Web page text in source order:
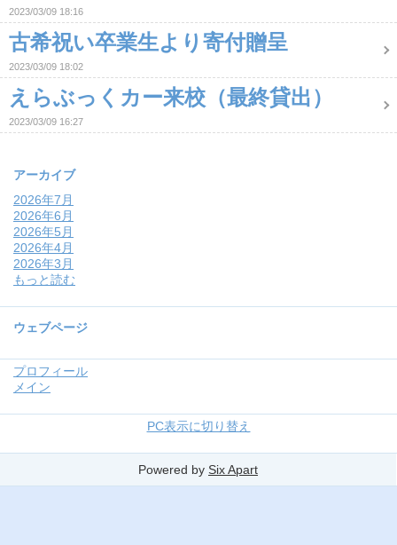
2023/03/09 18:16
古希祝い卒業生より寄付贈呈
2023/03/09 18:02
えらぶっくカー来校（最終貸出）
2023/03/09 16:27
アーカイブ
2026年7月
2026年6月
2026年5月
2026年4月
2026年3月
もっと読む
ウェブページ
プロフィール
メイン
PC表示に切り替え
Powered by Six Apart